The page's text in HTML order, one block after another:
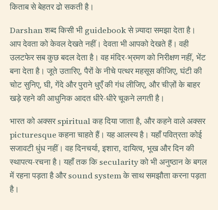
किताब से बेहतर ढो सकती है।
Darshan शब्द किसी भी guidebook से ज़्यादा समझा देता है।
आप देवता को केवल देखते नहीं। देवता भी आपको देखते हैं। वही
उलटफेर सब कुछ बदल देता है। वह मंदिर-भ्रमण को निरीक्षण नहीं, भेंट
बना देता है। जूते उतारिए, पैरों के नीचे पत्थर महसूस कीजिए, घंटी की
चोट सुनिए, घी, गेंदे और पुराने धुएँ की गंध लीजिए, और चीज़ों के बाहर
खड़े रहने की आधुनिक आदत धीरे-धीरे चूकने लगती है।
भारत को अक्सर spiritual कह दिया जाता है, और कहने वाले अक्सर
picturesque कहना चाहते हैं। यह आलस्य है। यहाँ पवित्रता कोई
सजावटी धुंध नहीं। वह दिनचर्या, इशारा, दायित्व, भूख और दिन की
स्थापत्य-रचना है। यहाँ तक कि secularity को भी अनुष्ठान के बगल
में रहना पड़ता है और sound system के साथ समझौता करना पड़ता
है।